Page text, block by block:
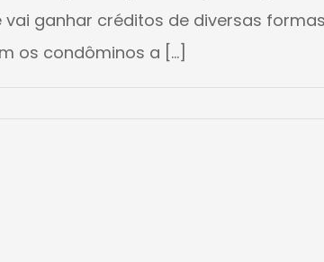
ganhar créditos de diversas
os condôminos a [...]